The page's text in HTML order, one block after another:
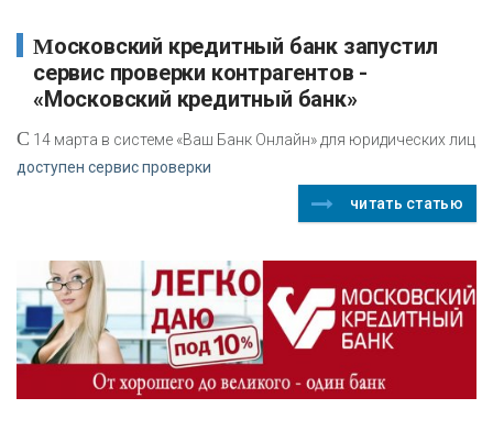
Московский кредитный банк запустил
сервис проверки контрагентов -
«Московский кредитный банк»
С 14 марта в системе «Ваш Банк Онлайн» для юридических лиц
доступен сервис проверки
читать статью